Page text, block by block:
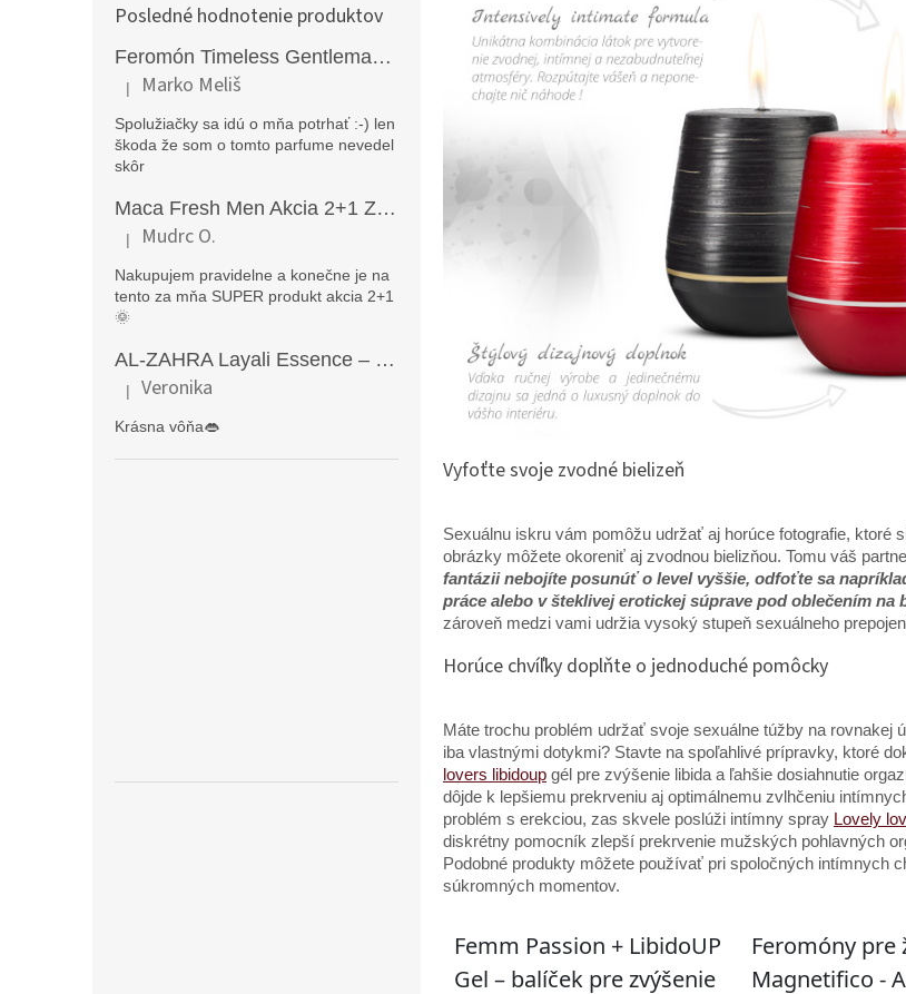
Posledné hodnotenie produktov
Feromón Timeless Gentleman silný feromónový parfém pre mužov - 50ml
Hodnotenie produktu je 5 z 5 hviezdičiek.
| Marko Meliš
Spolužiačky sa idú o mňa potrhať :-) len
škoda že som o tomto parfume nevedel
skôr
Maca Fresh Men Akcia 2+1 ZDARMA (270kapsúl )
Hodnotenie produktu je 5 z 5 hviezdičiek.
| Mudrc O.
Nakupujem pravidelne a konečne je na
tento za mňa SUPER produkt akcia 2+1
🌞
AL-ZAHRA Layali Essence – zmyselný arabský parfém pre ženy s originálnymi orientálnymi tónmi v luxusnom dubajskom štýle (50 ml)
Hodnotenie produktu je 5 z 5 hviezdičiek.
| Veronika
Krásna vôňa👄
Vyfoťte svoje zvodné bielizeň
Sexuálnu iskru vám pomôžu udržať aj horúce fotografie,
obrázky môžete okoreniť aj zvodnou bielizňou. Tomu váš
fantázii nebojíte posunúť o level vyššie, odfoťte sa
práce alebo v šteklivej erotickej súprave pod oblečením na
zároveň medzi vami udržia vysoký stupeň sexuálneho
Horúce chvíľky doplňte o jednoduché pomôcky
Máte trochu problém udržať svoje sexuálne túžby na
iba vlastnými dotykmi? Stavte na spoľahlivé prípravky, ktoré
lovers libidoup gél pre zvýšenie libida a ľahšie dosiahnutie
dôjde k lepšiemu prekrveniu aj optimálnemu zvlhčeniu
problém s erekciou, zas skvele poslúži intímny spray Lovely
diskrétny pomocník zlepší prekrvenie mužských pohlavných
Podobné produkty môžete používať pri spoločných intímnych
súkromných momentov.